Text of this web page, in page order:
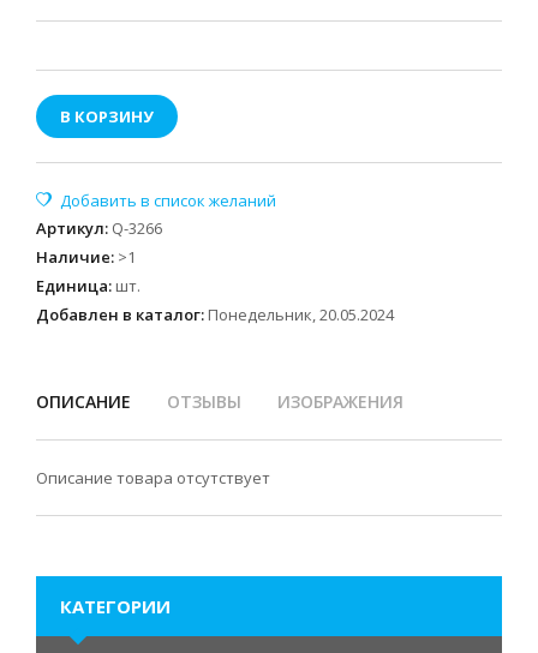
В КОРЗИНУ
Артикул: Q-3266
Наличие: >1
Единица: шт.
Добавлен в каталог: Понедельник, 20.05.2024
ОПИСАНИЕ ОТЗЫВЫ ИЗОБРАЖЕНИЯ
Описание товара отсутствует
КАТЕГОРИИ